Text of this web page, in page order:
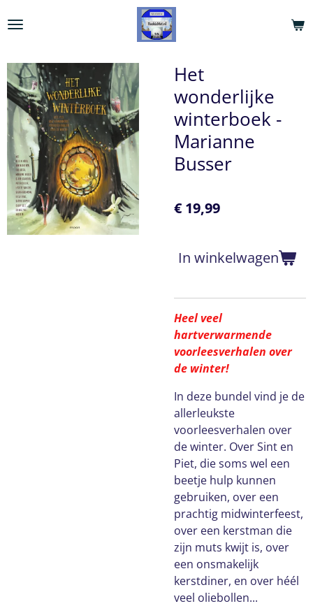
direct
de
hoofdinhoud
Het
wonderlijke
winterboek -
Marianne
Busser
€ 19,99
In winkelwagen
Heel veel
hartverwarmende
voorleesverhalen over
de winter!
In deze bundel vind je de
allerleukste
voorleesverhalen over
de winter. Over Sint en
Piet, die soms wel een
beetje hulp kunnen
gebruiken, over een
prachtig midwinterfeest,
over een kerstman die
zijn muts kwijt is, over
een onsmakelijk
kerstdiner, en over héél
veel oliebollen...